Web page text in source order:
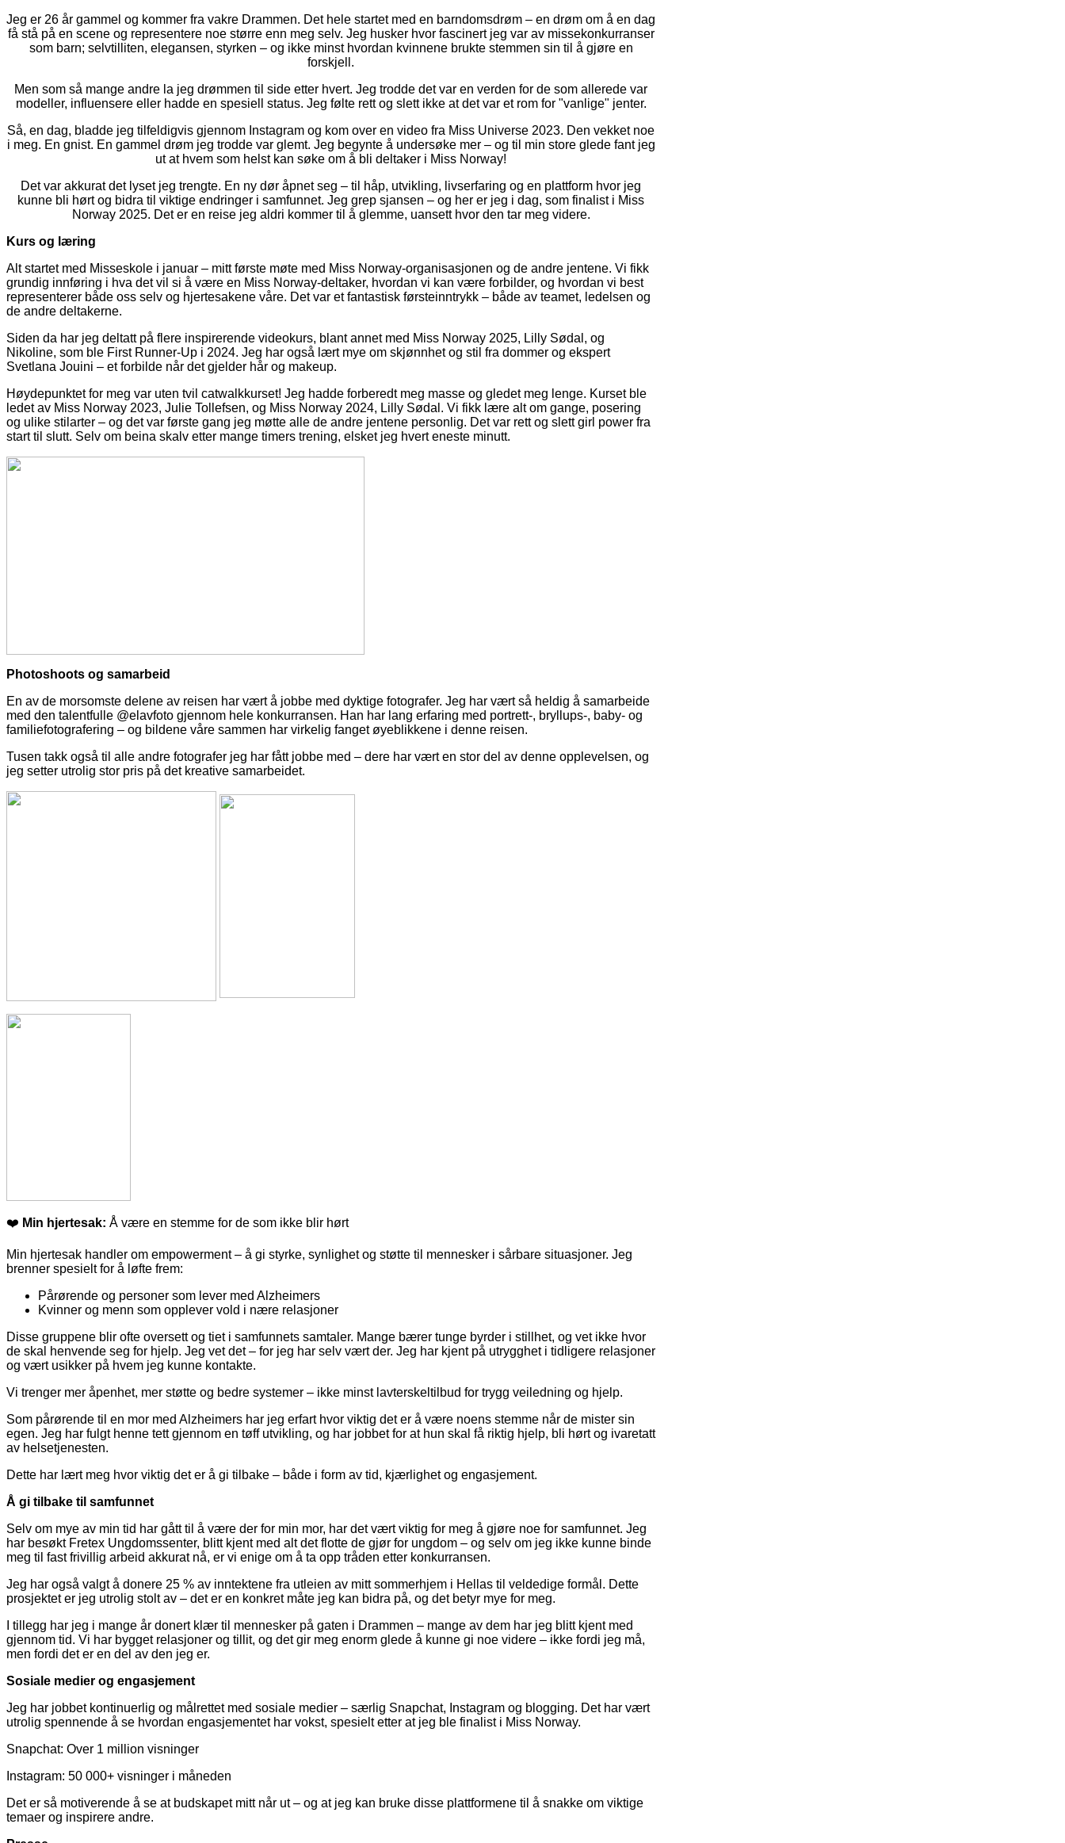
Jeg er 26 år gammel og kommer fra vakre Drammen. Det hele startet med en barndomsdrøm – en drøm om å en dag
få stå på en scene og representere noe større enn meg selv. Jeg husker hvor fascinert jeg var av missekonkurranser
som barn; selvtilliten, elegansen, styrken – og ikke minst hvordan kvinnene brukte stemmen sin til å gjøre en
forskjell.
Men som så mange andre la jeg drømmen til side etter hvert. Jeg trodde det var en verden for de som allerede var
modeller, influensere eller hadde en spesiell status. Jeg følte rett og slett ikke at det var et rom for "vanlige" jenter.
Så, en dag, bladde jeg tilfeldigvis gjennom Instagram og kom over en video fra Miss Universe 2023. Den vekket noe
i meg. En gnist. En gammel drøm jeg trodde var glemt. Jeg begynte å undersøke mer – og til min store glede fant jeg
ut at hvem som helst kan søke om å bli deltaker i Miss Norway!
Det var akkurat det lyset jeg trengte. En ny dør åpnet seg – til håp, utvikling, livserfaring og en plattform hvor jeg
kunne bli hørt og bidra til viktige endringer i samfunnet. Jeg grep sjansen – og her er jeg i dag, som finalist i Miss
Norway 2025. Det er en reise jeg aldri kommer til å glemme, uansett hvor den tar meg videre.
Kurs og læring
Alt startet med Misseskole i januar – mitt første møte med Miss Norway-organisasjonen og de andre jentene. Vi fikk
grundig innføring i hva det vil si å være en Miss Norway-deltaker, hvordan vi kan være forbilder, og hvordan vi best
representerer både oss selv og hjertesakene våre. Det var et fantastisk førsteinntrykk – både av teamet, ledelsen og
de andre deltakerne.
Siden da har jeg deltatt på flere inspirerende videokurs, blant annet med Miss Norway 2025, Lilly Sødal, og
Nikoline, som ble First Runner-Up i 2024. Jeg har også lært mye om skjønnhet og stil fra dommer og ekspert
Svetlana Jouini – et forbilde når det gjelder hår og makeup.
Høydepunktet for meg var uten tvil catwalkkurset! Jeg hadde forberedt meg masse og gledet meg lenge. Kurset ble
ledet av Miss Norway 2023, Julie Tollefsen, og Miss Norway 2024, Lilly Sødal. Vi fikk lære alt om gange, posering
og ulike stilarter – og det var første gang jeg møtte alle de andre jentene personlig. Det var rett og slett girl power fra
start til slutt. Selv om beina skalv etter mange timers trening, elsket jeg hvert eneste minutt.
Photoshoots og samarbeid
En av de morsomste delene av reisen har vært å jobbe med dyktige fotografer. Jeg har vært så heldig å samarbeide
med den talentfulle @elavfoto gjennom hele konkurransen. Han har lang erfaring med portrett-, bryllups-, baby- og
familiefotografering – og bildene våre sammen har virkelig fanget øyeblikkene i denne reisen.
Tusen takk også til alle andre fotografer jeg har fått jobbe med – dere har vært en stor del av denne opplevelsen, og
jeg setter utrolig stor pris på det kreative samarbeidet.
❤️ Min hjertesak: Å være en stemme for de som ikke blir hørt
Min hjertesak handler om empowerment – å gi styrke, synlighet og støtte til mennesker i sårbare situasjoner. Jeg
brenner spesielt for å løfte frem:
Pårørende og personer som lever med Alzheimers
Kvinner og menn som opplever vold i nære relasjoner
Disse gruppene blir ofte oversett og tiet i samfunnets samtaler. Mange bærer tunge byrder i stillhet, og vet ikke hvor
de skal henvende seg for hjelp. Jeg vet det – for jeg har selv vært der. Jeg har kjent på utrygghet i tidligere relasjoner
og vært usikker på hvem jeg kunne kontakte.
Vi trenger mer åpenhet, mer støtte og bedre systemer – ikke minst lavterskeltilbud for trygg veiledning og hjelp.
Som pårørende til en mor med Alzheimers har jeg erfart hvor viktig det er å være noens stemme når de mister sin
egen. Jeg har fulgt henne tett gjennom en tøff utvikling, og har jobbet for at hun skal få riktig hjelp, bli hørt og ivaretatt
av helsetjenesten.
Dette har lært meg hvor viktig det er å gi tilbake – både i form av tid, kjærlighet og engasjement.
Å gi tilbake til samfunnet
Selv om mye av min tid har gått til å være der for min mor, har det vært viktig for meg å gjøre noe for samfunnet. Jeg
har besøkt Fretex Ungdomssenter, blitt kjent med alt det flotte de gjør for ungdom – og selv om jeg ikke kunne binde
meg til fast frivillig arbeid akkurat nå, er vi enige om å ta opp tråden etter konkurransen.
Jeg har også valgt å donere 25 % av inntektene fra utleien av mitt sommerhjem i Hellas til veldedige formål. Dette
prosjektet er jeg utrolig stolt av – det er en konkret måte jeg kan bidra på, og det betyr mye for meg.
I tillegg har jeg i mange år donert klær til mennesker på gaten i Drammen – mange av dem har jeg blitt kjent med
gjennom tid. Vi har bygget relasjoner og tillit, og det gir meg enorm glede å kunne gi noe videre – ikke fordi jeg må,
men fordi det er en del av den jeg er.
Sosiale medier og engasjement
Jeg har jobbet kontinuerlig og målrettet med sosiale medier – særlig Snapchat, Instagram og blogging. Det har vært
utrolig spennende å se hvordan engasjementet har vokst, spesielt etter at jeg ble finalist i Miss Norway.
Snapchat: Over 1 million visninger
Instagram: 50 000+ visninger i måneden
Det er så motiverende å se at budskapet mitt når ut – og at jeg kan bruke disse plattformene til å snakke om viktige
temaer og inspirere andre.